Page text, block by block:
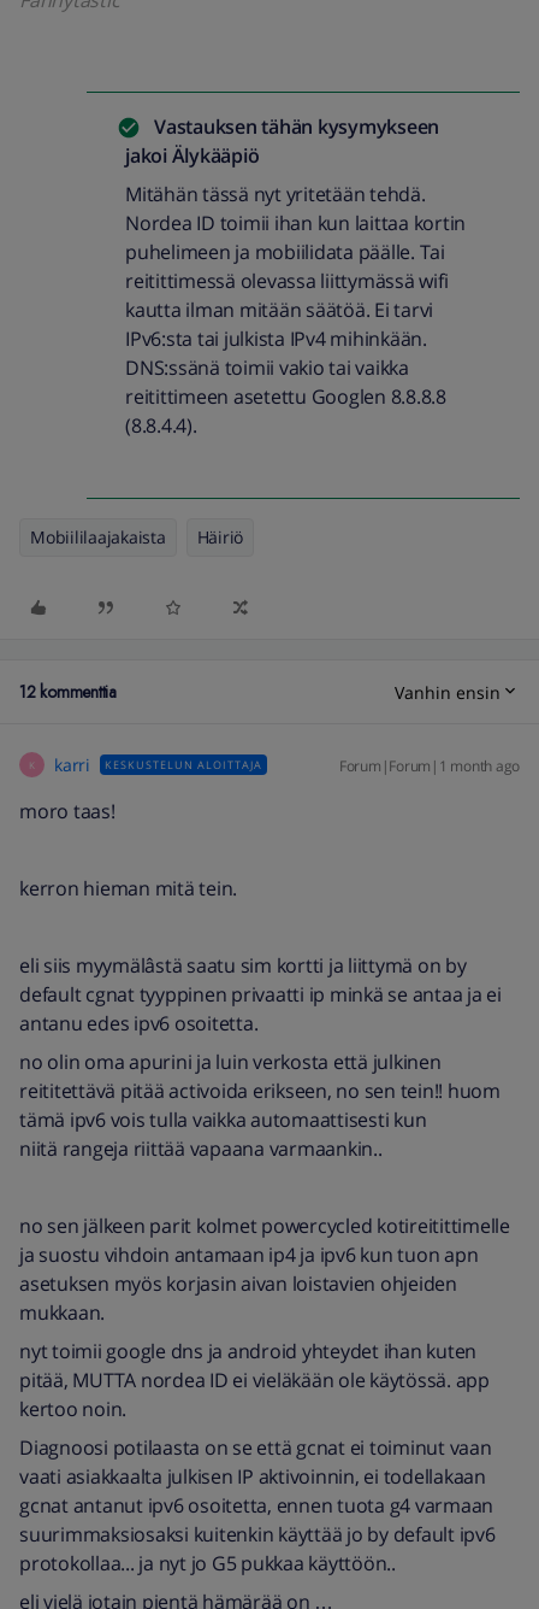
Vastauksen tähän kysymykseen
jakoi Älykääpiö
Mitähän tässä nyt yritetään tehdä.
Nordea ID toimii ihan kun laittaa kortin
puhelimeen ja mobiilidata päälle. Tai
reitittimessä olevassa liittymässä wifi
kautta ilman mitään säätöä. Ei tarvi
IPv6:sta tai julkista IPv4 mihinkään.
DNS:ssänä toimii vakio tai vaikka
reitittimeen asetettu Googlen 8.8.8.8
(8.8.4.4).
Mobiililaajakaista Häiriö
12 kommenttia Vanhin ensin
K karri KESKUSTELUN ALOITTAJA Forum|Forum|1 month ago
moro taas!
kerron hieman mitä tein.
eli siis myymälâstä saatu sim kortti ja liittymä on by
default cgnat tyyppinen privaatti ip minkä se antaa ja ei
antanu edes ipv6 osoitetta.
no olin oma apurini ja luin verkosta että julkinen
reititettävä pitää activoida erikseen, no sen tein!! huom
tämä ipv6 vois tulla vaikka automaattisesti kun
niitä rangeja riittää vapaana varmaankin..
no sen jälkeen parit kolmet powercycled kotireitittimelle
ja suostu vihdoin antamaan ip4 ja ipv6 kun tuon apn
asetuksen myös korjasin aivan loistavien ohjeiden
mukkaan.
nyt toimii google dns ja android yhteydet ihan kuten
pitää, MUTTA nordea ID ei vieläkään ole käytössä. app
kertoo noin.
Diagnoosi potilaasta on se että gcnat ei toiminut vaan
vaati asiakkaalta julkisen IP aktivoinnin, ei todellakaan
gcnat antanut ipv6 osoitetta, ennen tuota g4 varmaan
suurimmaksiosaksi kuitenkin käyttää jo by default ipv6
protokollaa... ja nyt jo G5 pukkaa käyttöön..
eli vielä jotain pientä hämärää on …